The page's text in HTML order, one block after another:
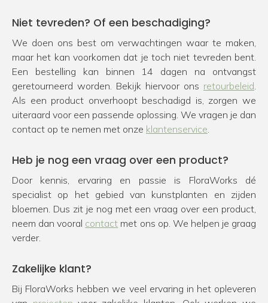
Niet tevreden? Of een beschadiging?
We doen ons best om verwachtingen waar te maken,
maar het kan voorkomen dat je toch niet tevreden bent.
Een bestelling kan binnen 14 dagen na ontvangst
geretourneerd worden. Bekijk hiervoor ons retourbeleid.
Als een product onverhoopt beschadigd is, zorgen we
uiteraard voor een passende oplossing. We vragen je dan
contact op te nemen met onze klantenservice.
Heb je nog een vraag over een product?
Door kennis, ervaring en passie is FloraWorks dé
specialist op het gebied van kunstplanten en zijden
bloemen. Dus zit je nog met een vraag over een product,
neem dan vooral contact met ons op. We helpen je graag
verder.
Zakelijke klant?
Bij FloraWorks hebben we veel ervaring in het opleveren